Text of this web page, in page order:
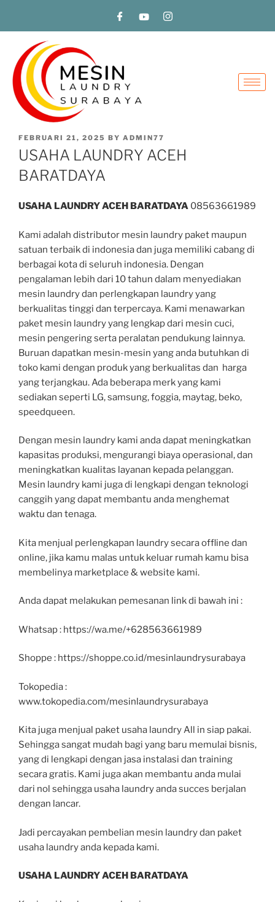
FEBRUARI 21, 2025 BY ADMIN77
USAHA LAUNDRY ACEH
BARATDAYA
USAHA LAUNDRY ACEH BARATDAYA 08563661989
Kami adalah distributor mesin laundry paket maupun
satuan terbaik di indonesia dan juga memiliki cabang di
berbagai kota di seluruh indonesia. Dengan
pengalaman lebih dari 10 tahun dalam menyediakan
mesin laundry dan perlengkapan laundry yang
berkualitas tinggi dan terpercaya. Kami menawarkan
paket mesin laundry yang lengkap dari mesin cuci,
mesin pengering serta peralatan pendukung lainnya.
Buruan dapatkan mesin-mesin yang anda butuhkan di
toko kami dengan produk yang berkualitas dan harga
yang terjangkau. Ada beberapa merk yang kami
sediakan seperti LG, samsung, foggia, maytag, beko,
speedqueen.
Dengan mesin laundry kami anda dapat meningkatkan
kapasitas produksi, mengurangi biaya operasional, dan
meningkatkan kualitas layanan kepada pelanggan.
Mesin laundry kami juga di lengkapi dengan teknologi
canggih yang dapat membantu anda menghemat
waktu dan tenaga.
Kita menjual perlengkapan laundry secara offline dan
online, jika kamu malas untuk keluar rumah kamu bisa
membelinya marketplace & website kami.
Anda dapat melakukan pemesanan link di bawah ini :
Whatsap : https://wa.me/+628563661989
Shoppe : https://shoppe.co.id/mesinlaundrysurabaya
Tokopedia :
www.tokopedia.com/mesinlaundrysurabaya
Kita juga menjual paket usaha laundry All in siap pakai.
Sehingga sangat mudah bagi yang baru memulai bisnis,
yang di lengkapi dengan jasa instalasi dan training
secara gratis. Kami juga akan membantu anda mulai
dari nol sehingga usaha laundry anda succes berjalan
dengan lancar.
Jadi percayakan pembelian mesin laundry dan paket
usaha laundry anda kepada kami.
USAHA LAUNDRY ACEH BARATDAYA